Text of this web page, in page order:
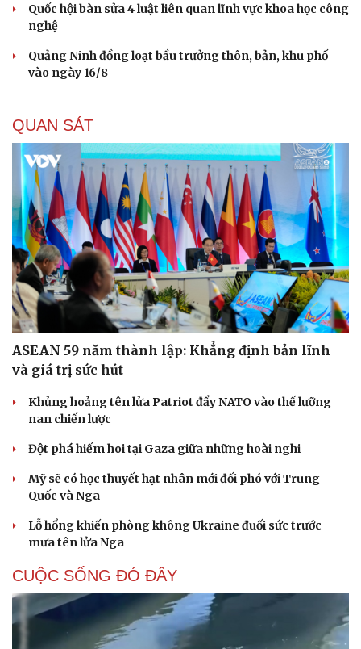
Quốc hội bàn sửa 4 luật liên quan lĩnh vực khoa học công
nghệ
Quảng Ninh đồng loạt bầu trưởng thôn, bản, khu phố
vào ngày 16/8
QUAN SÁT
ASEAN 59 năm thành lập: Khẳng định bản lĩnh
và giá trị sức hút
Khủng hoảng tên lửa Patriot đẩy NATO vào thế lưỡng
nan chiến lược
Đột phá hiếm hoi tại Gaza giữa những hoài nghi
Mỹ sẽ có học thuyết hạt nhân mới đối phó với Trung
Quốc và Nga
Lỗ hổng khiến phòng không Ukraine đuối sức trước
mưa tên lửa Nga
CUỘC SỐNG ĐÓ ĐÂY